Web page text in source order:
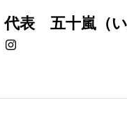
代表 五十嵐（い